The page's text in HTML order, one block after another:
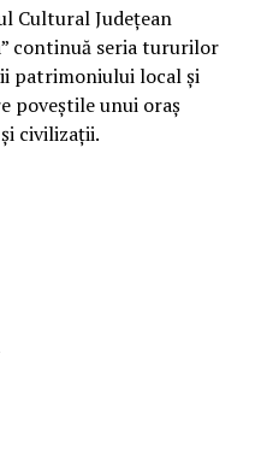
Cultural Județean
continuă seria tururilor
patrimoniului local și
poveștile unui oraș
civilizații.